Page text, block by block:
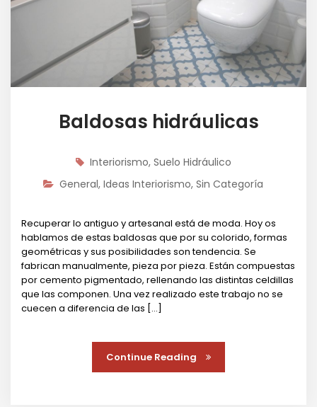
Baldosas hidráulicas
Interiorismo, Suelo Hidráulico
General, Ideas Interiorismo, Sin Categoría
Recuperar lo antiguo y artesanal está de moda. Hoy os
hablamos de estas baldosas que por su colorido, formas
geométricas y sus posibilidades son tendencia. Se
fabrican manualmente, pieza por pieza. Están compuestas
por cemento pigmentado, rellenando las distintas celdillas
que las componen. Una vez realizado este trabajo no se
cuecen a diferencia de las […]
Continue Reading